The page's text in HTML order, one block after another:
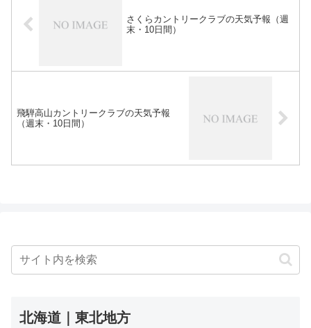
さくらカントリークラブの天気予報（週
末・10日間）
飛騨高山カントリークラブの天気予報
（週末・10日間）
北海道｜東北地方